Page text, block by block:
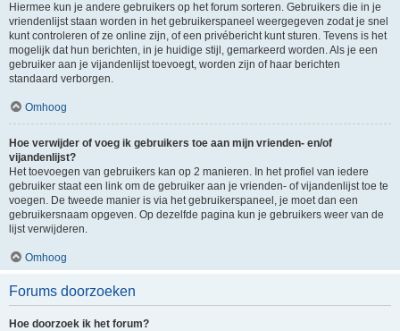
Hiermee kun je andere gebruikers op het forum sorteren. Gebruikers die in je
vriendenlijst staan worden in het gebruikerspaneel weergegeven zodat je snel
kunt controleren of ze online zijn, of een privébericht kunt sturen. Tevens is het
mogelijk dat hun berichten, in je huidige stijl, gemarkeerd worden. Als je een
gebruiker aan je vijandenlijst toevoegt, worden zijn of haar berichten
standaard verborgen.
Omhoog
Hoe verwijder of voeg ik gebruikers toe aan mijn vrienden- en/of
vijandenlijst?
Het toevoegen van gebruikers kan op 2 manieren. In het profiel van iedere
gebruiker staat een link om de gebruiker aan je vrienden- of vijandenlijst toe te
voegen. De tweede manier is via het gebruikerspaneel, je moet dan een
gebruikersnaam opgeven. Op dezelfde pagina kun je gebruikers weer van de
lijst verwijderen.
Omhoog
Forums doorzoeken
Hoe doorzoek ik het forum?